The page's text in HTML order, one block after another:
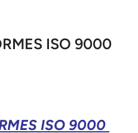
ISO 9000
ISO 9000